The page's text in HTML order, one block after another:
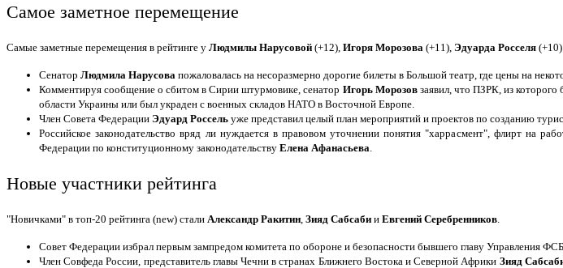
Самое заметное перемещение
Самые заметные перемещения в рейтинге у Людмилы Нарусовой (+12), Игоря Морозова (+11), Эдуарда Росселя
Сенатор Людмила Нарусова пожаловалась на несоразмерно дорогие билеты в Большой театр, где цены на
Комментируя сообщение о сбитом в Сирии штурмовике, сенатор Игорь Морозовзаявил, что ПЗРК, из которого
области Украины или был украден с военных складов НАТО в Восточной Европе.
Член Совета Федерации Эдуард Россель уже представил целый план мероприятий и проектов по созданию
Российское законодательство вряд ли нуждается в правовом уточнении понятия "харрасмент", флирт на
Федерации по конституционному законодательству Елена Афанасьева
Новые участники рейтинга
"Новичками" в топ-20 рейтинга (new) стали Александр Ракитин Зияд Сабсаби и Евгений Серебренников
Совет Федерации избрал первым зампредом комитета по обороне и безопасности бывшего главу Управления
Член Совфеда России, представитель главы Чечни в странах Ближнего Востока и Северной Африки Зияд